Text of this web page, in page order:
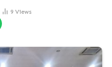
9 Views